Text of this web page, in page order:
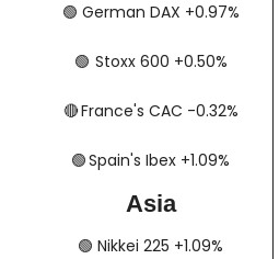
🟢 ​​​​​​ German DAX +0.97%
🟢 ​​​​​​​​  Stoxx 600 +0.50%
🔴​​​​  France's CAC -0.32%
🟢​​​​​​​​  Spain's Ibex +1.09%
Asia
🟢 ​​​​ Nikkei 225 +1.09%